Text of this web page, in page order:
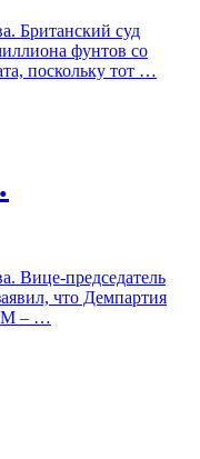
Британский суд
фунтов со
поскольку тот …
председатель
что Демпартия
– …